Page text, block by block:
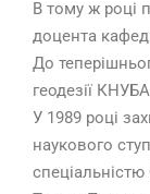
В тому ж році
доцента
До
геодезії
У 1989 році
наукового
спеціальністю